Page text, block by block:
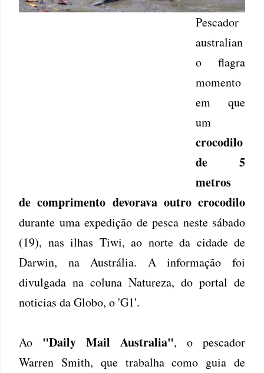
Pescador
australian
o flagra
momento
em que
um
crocodilo
de 5
metros
de comprimento devorava outro crocodilo
durante uma expedição de pesca neste sábado
(19), nas ilhas Tiwi, ao norte da cidade de
Darwin, na Austrália. A informação foi
divulgada na coluna Natureza, do portal de
noticias da Globo, o 'G1'.
Ao "Daily Mail Australia", o pescador
Warren Smith, que trabalha como guia de